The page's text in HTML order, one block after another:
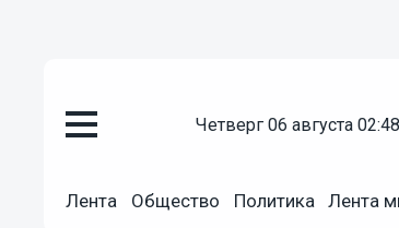
четверг 06 августа 02:48
Лента Общество Политика Лента
Литературный